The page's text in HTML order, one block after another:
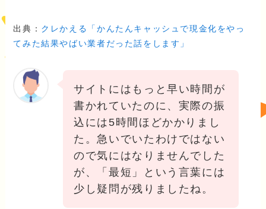
出典： クレかえる「かんたんキャッシュで現金化をやっ
てみた結果やばい業者だった話をします」
サイトにはもっと早い時間が
書かれていたのに、実際の振
込には5時間ほどかかりまし
た。急いでいたわけではない
ので気にはなりませんでした
が、「最短」という言葉には
少し疑問が残りましたね。